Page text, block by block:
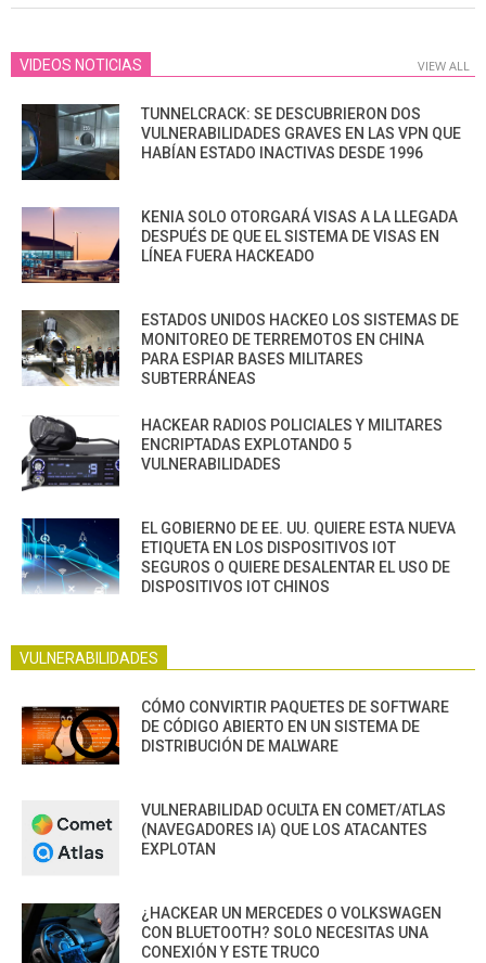
VIDEOS NOTICIAS VIEW ALL
TUNNELCRACK: SE DESCUBRIERON DOS
VULNERABILIDADES GRAVES EN LAS VPN QUE
HABÍAN ESTADO INACTIVAS DESDE 1996
KENIA SOLO OTORGARÁ VISAS A LA LLEGADA
DESPUÉS DE QUE EL SISTEMA DE VISAS EN
LÍNEA FUERA HACKEADO
ESTADOS UNIDOS HACKEO LOS SISTEMAS DE
MONITOREO DE TERREMOTOS EN CHINA
PARA ESPIAR BASES MILITARES
SUBTERRÁNEAS
HACKEAR RADIOS POLICIALES Y MILITARES
ENCRIPTADAS EXPLOTANDO 5
VULNERABILIDADES
EL GOBIERNO DE EE. UU. QUIERE ESTA NUEVA
ETIQUETA EN LOS DISPOSITIVOS IOT
SEGUROS O QUIERE DESALENTAR EL USO DE
DISPOSITIVOS IOT CHINOS
VULNERABILIDADES
CÓMO CONVIRTIR PAQUETES DE SOFTWARE
DE CÓDIGO ABIERTO EN UN SISTEMA DE
DISTRIBUCIÓN DE MALWARE
VULNERABILIDAD OCULTA EN COMET/ATLAS
(NAVEGADORES IA) QUE LOS ATACANTES
EXPLOTAN
¿HACKEAR UN MERCEDES O VOLKSWAGEN
CON BLUETOOTH? SOLO NECESITAS UNA
CONEXIÓN Y ESTE TRUCO